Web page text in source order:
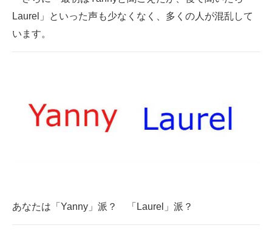
ITエンジニア向け専門サイト
企業向けIT製品の総合サイト
モノづくり技術者専門サイト
エレクトロニクス専門サイト
建設×テクノロジーの最前線
Laurel」といった声も少なくなく、多くの人が混乱して
います。
あなたは「Yanny」派？ 「Laurel」派？